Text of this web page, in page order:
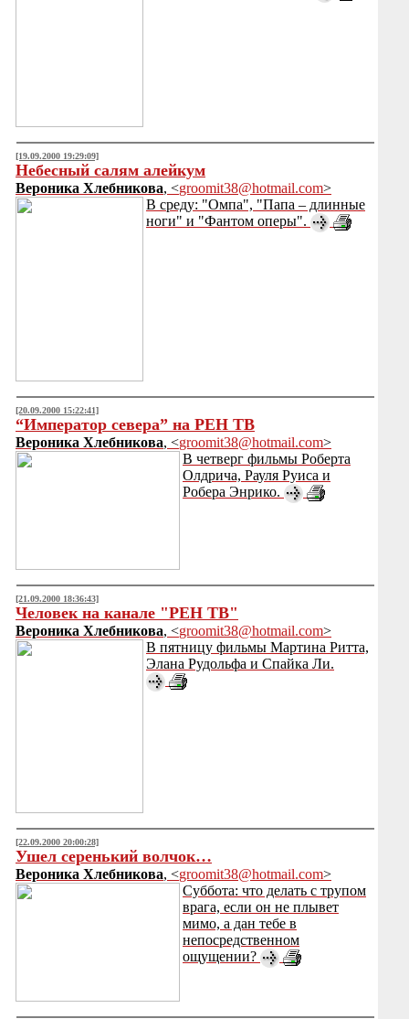
[19.09.2000 19:29:09]
Небесный салям алейкум
Вероника Хлебникова, <groomit38@hotmail.com>
В среду: "Омпа", "Папа – длинные
ноги" и "Фантом оперы".
[20.09.2000 15:22:41]
“Император севера” на РЕН ТВ
Вероника Хлебникова, <groomit38@hotmail.com>
В четверг фильмы Роберта
Олдрича, Рауля Руиса и
Робера Энрико.
[21.09.2000 18:36:43]
Человек на канале "РЕН ТВ"
Вероника Хлебникова, <groomit38@hotmail.com>
В пятницу фильмы Мартина Ритта,
Элана Рудольфа и Спайка Ли.
[22.09.2000 20:00:28]
Ушел серенький волчок…
Вероника Хлебникова, <groomit38@hotmail.com>
Суббота: что делать с трупом
врага, если он не плывет
мимо, а дан тебе в
непосредственном
ощущении?